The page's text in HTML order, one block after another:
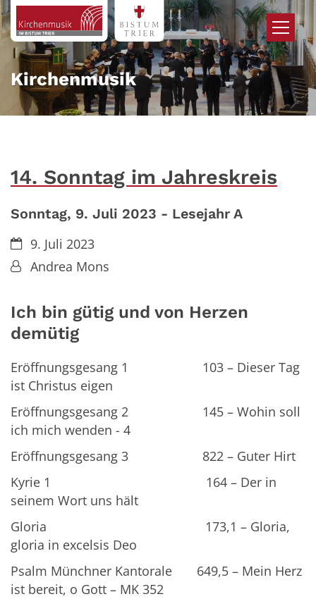
Zum Inhalt springen
Kirchenmusik
14. Sonntag im Jahreskreis
Sonntag, 9. Juli 2023 - Lesejahr A
Datum:9. Juli 2023
Von:Andrea Mons
Ich bin gütig und von Herzen
demütig
Eröffnungsgesang 1 103 – Dieser Tag
ist Christus eigen
Eröffnungsgesang 2 145 – Wohin soll
ich mich wenden - 4
Eröffnungsgesang 3 822 – Guter Hirt
Kyrie 1 164 – Der in
seinem Wort uns hält
Gloria 173,1 – Gloria,
gloria in excelsis Deo
Psalm Münchner Kantorale 649,5 – Mein Herz
ist bereit, o Gott – MK 352